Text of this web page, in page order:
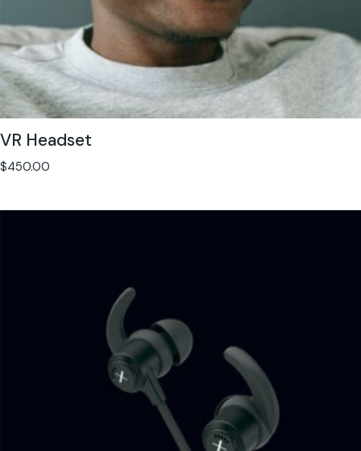
VR Headset
$450.00